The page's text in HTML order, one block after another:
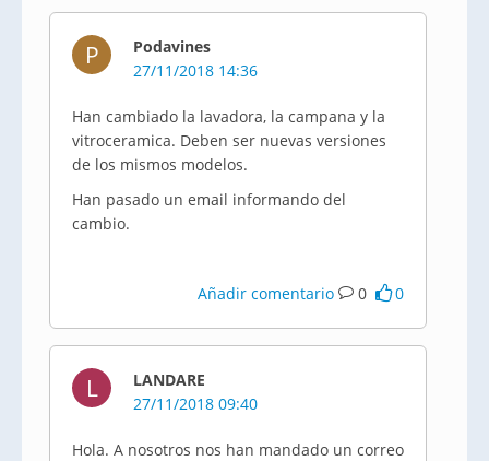
P
Podavines
27/11/2018 14:36
Han cambiado la lavadora, la campana y la
vitroceramica. Deben ser nuevas versiones
de los mismos modelos.
Han pasado un email informando del
cambio.
Añadir comentario 0 0
L
LANDARE
27/11/2018 09:40
Hola. A nosotros nos han mandado un correo